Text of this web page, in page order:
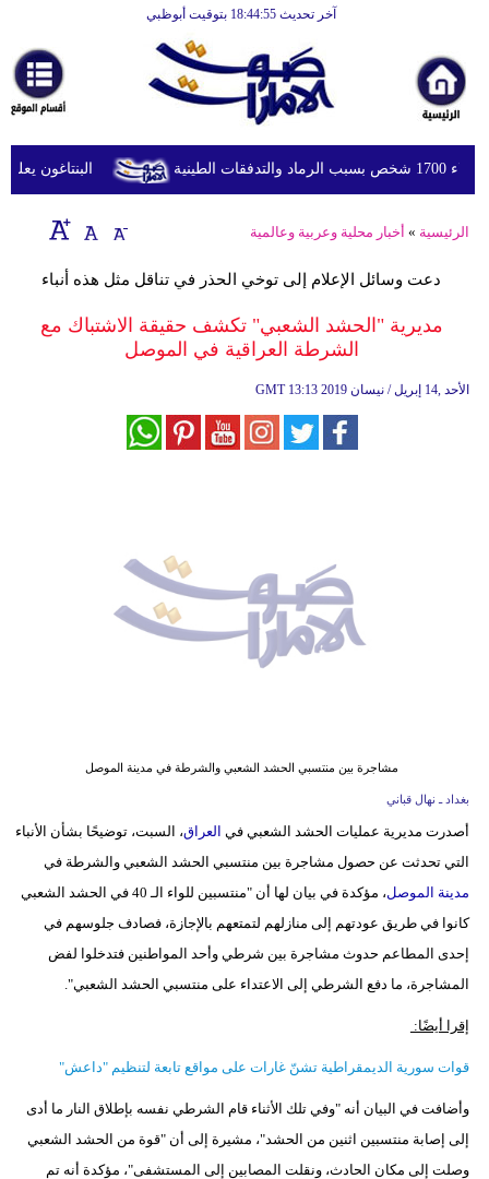
آخر تحديث 18:44:55 بتوقيت أبوظبي
أخبارعاجلة
رياضة
ثقافة
إقتصاد
أزياء
إسلامية
علوم
وتكنولوجيا
مدوَّنات
سيارات
البنتاغون يعلن
الرئيسية » أخبار محلية وعربية وعالمية
دعت وسائل الإعلام إلى توخي الحذر في تناقل مثل هذه أنباء
مديرية "الحشد الشعبي" تكشف حقيقة الاشتباك مع
الشرطة العراقية في الموصل
GMT 13:13 2019 الأحد ,14 إبريل / نيسان
مشاجرة بين منتسبي الحشد الشعبي والشرطة في مدينة الموصل
بغداد ـ نهال قباني
أصدرت مديرية عمليات الحشد الشعبي في العراق، السبت، توضيحًا بشأن الأنباء
التي تحدثت عن حصول مشاجرة بين منتسبي الحشد الشعبي والشرطة في
مدينة الموصل
، مؤكدة في بيان لها أن "منتسبين للواء الـ 40 في الحشد الشعبي
كانوا في طريق عودتهم إلى منازلهم لتمتعهم بالإجازة، فصادف جلوسهم في
إحدى المطاعم حدوث مشاجرة بين شرطي وأحد المواطنين فتدخلوا لفض
المشاجرة، ما دفع الشرطي إلى الاعتداء على منتسبي الحشد الشعبي".
إقرا أيضًا:
قوات سورية الديمقراطية تشنّ غارات على مواقع تابعة لتنظيم "داعش"
وأضافت في البيان أنه "وفي تلك الأثناء قام الشرطي نفسه بإطلاق النار ما أدى
إلى إصابة منتسبين اثنين من الحشد"، مشيرة إلى أن "قوة من الحشد الشعبي
وصلت إلى مكان الحادث، ونقلت المصابين إلى المستشفى"، مؤكدة أنه تم